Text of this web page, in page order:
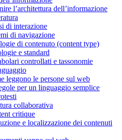
l’architettura dell’informazione
di interazione
di navigazione
di contenuto (content type)
e standard
controllati e tassonomie
leggono le persone sul web
per un linguaggio semplice
collaborativa
critique
e localizzazione dei contenuti